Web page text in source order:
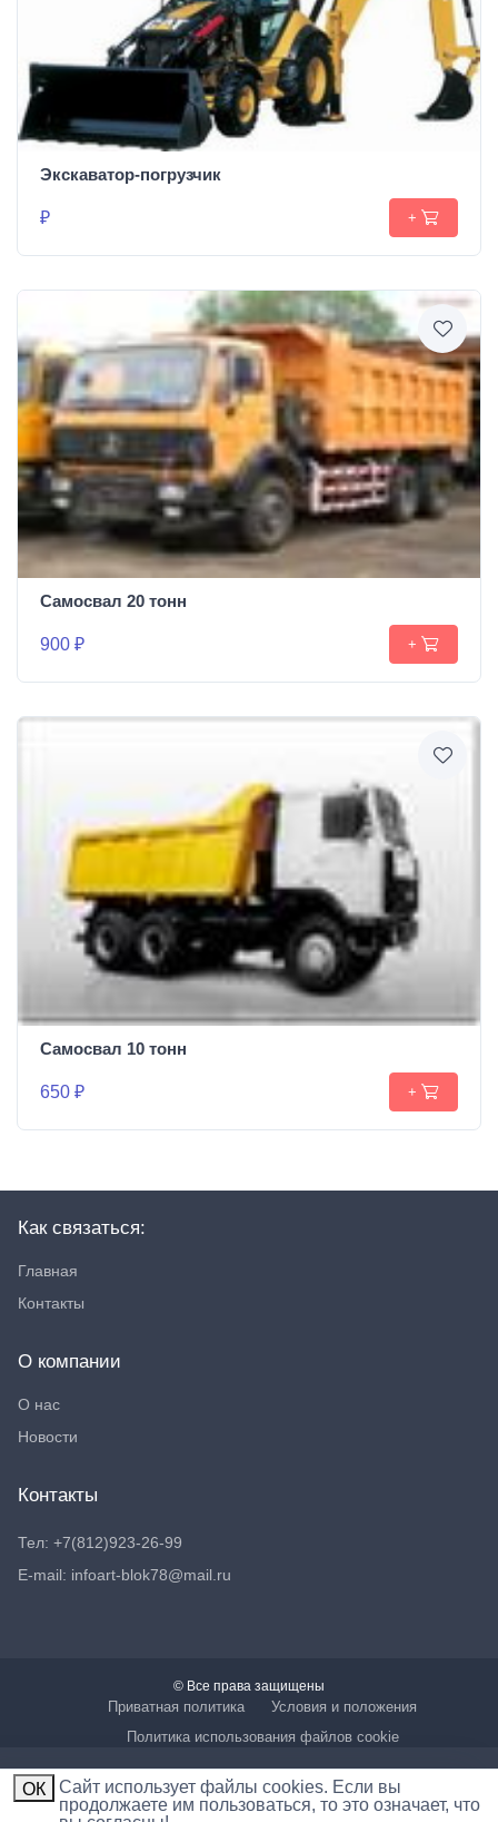
Экскаватор-погрузчик
₽ +
Самосвал 20 тонн
900 ₽ +
Самосвал 10 тонн
650 ₽ +
Как связаться:
Главная
Контакты
О компании
О нас
Новости
Контакты
Тел: +7(812)923-26-99
E-mail: infoart-blok78@mail.ru
© Все права защищены
Приватная политика
Условия и положения
Политика использования файлов cookie
ОК
Cайт использует файлы cookies. Если вы
продолжаете им пользоваться, то это означает, что